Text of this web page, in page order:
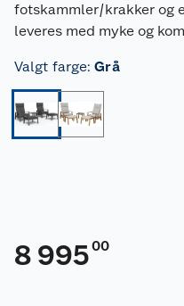
fotskammler/krakker og
leveres med myke og
Valgt farge: Grå
8 99500